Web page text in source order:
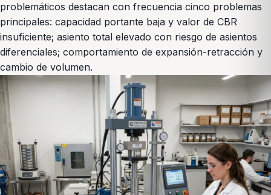
problemáticos destacan con frecuencia cinco problemas
principales: capacidad portante baja y valor de CBR
insuficiente; asiento total elevado con riesgo de asientos
diferenciales; comportamiento de expansión-retracción y
cambio de volumen.